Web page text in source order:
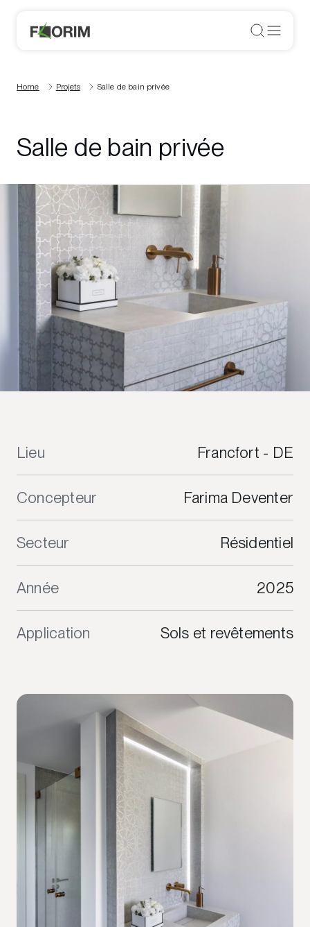
Home Projets Salle de bain privée
Salle de bain privée
Lieu Francfort - DE
Concepteur Farima Deventer
Secteur Résidentiel
Année 2025
Application Sols et revêtements